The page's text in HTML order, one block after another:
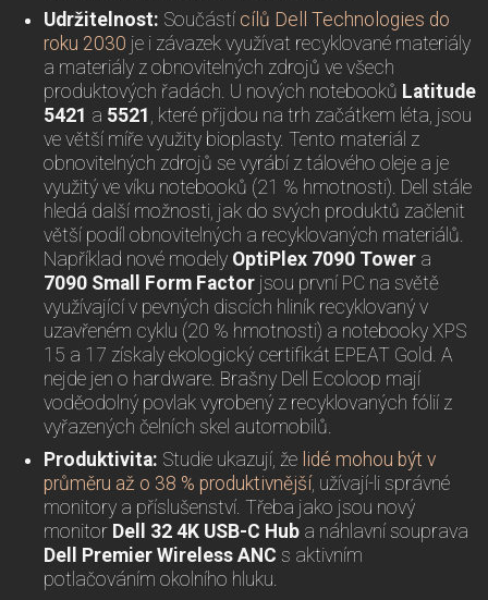
Udržitelnost: Součástí cílů Dell Technologies do
roku 2030 je i závazek využívat recyklované materiály
a materiály z obnovitelných zdrojů ve všech
produktových řadách. U nových notebooků Latitude
5421 a 5521 , které přijdou na trh začátkem léta, jsou
ve větší míře využity bioplasty. Tento materiál z
obnovitelných zdrojů se vyrábí z tálového oleje a je
využitý ve víku notebooků (21 % hmotnosti). Dell stále
hledá další možnosti, jak do svých produktů začlenit
větší podíl obnovitelných a recyklovaných materiálů.
Například nové modely OptiPlex 7090 Tower a
7090 Small Form Factor jsou první PC na světě
využívající v pevných discích hliník recyklovaný v
uzavřeném cyklu (20 % hmotnosti) a notebooky XPS
15 a 17 získaly ekologický certifikát EPEAT Gold. A
nejde jen o hardware. Brašny Dell Ecoloop mají
voděodolný povlak vyrobený z recyklovaných fólií z
vyřazených čelních skel automobilů.
Produktivita: Studie ukazují, že lidé mohou být v
průměru až o 38 % produktivnější, užívají-li správné
monitory a příslušenství. Třeba jako jsou nový
monitor Dell 32 4K USB-C Hub a náhlavní souprava
Dell Premier Wireless ANC s aktivním
potlačováním okolního hluku.